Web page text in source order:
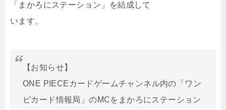
「まかろにステーション」を結成して
います。
【お知らせ】
ONE PIECEカードゲームチャンネル内の「ワン
ピカード情報局」のMCをまかろにステーション